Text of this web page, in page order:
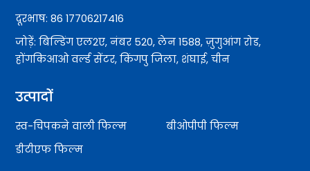
दूरभाष: 86 17706217416
जोड़ें: बिल्डिंग एल2ए, नंबर 520, लेन 1588, ज़ुगुआंग रोड,
होंगकिआओ वर्ल्ड सेंटर, किंगपु जिला, शंघाई, चीन
उत्पादों
स्व-चिपकने वाली फिल्म
बीओपीपी फिल्म
डीटीएफ फिल्म